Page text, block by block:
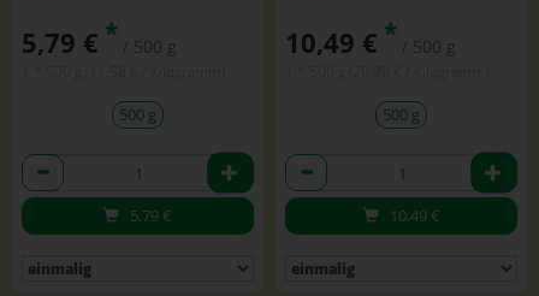
5,79 € * / 500 g
500 g
Anzahl
5,79€
10,49 € * / 500 g
500 g
Anzahl
10,49€